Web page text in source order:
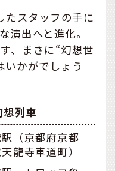
スタッフの手に
演出へと進化。
、まさに“幻想世
いかがでしょう
列車
（京都府京都
龍寺車道町）